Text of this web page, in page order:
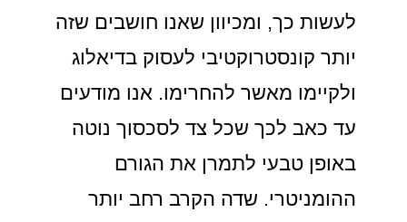
לעשות כך, ומכיוון שאנו חושבים שזה
יותר קונסטרוקטיבי לעסוק בדיאלוג
ולקיימו מאשר להחרימו. אנו מודעים
עד כאב לכך שכל צד לסכסוך נוטה
באופן טבעי לתמרן את הגורם
ההומניטרי. שדה הקרב רחב יותר